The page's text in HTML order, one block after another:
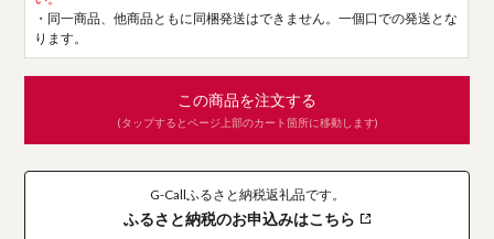
・同一商品、他商品ともに同梱発送はできません。一個口での発送とな
ります。
この商品を注文する
(タップするとページ上部のカート箇所に移動します)
G-Callふるさと納税返礼品です。
ふるさと納税のお申込みはこちら